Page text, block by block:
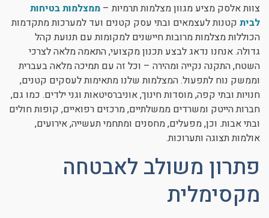
צוות אלסק מציע מגוון מצלמות תרמיות – ממצלמות בטיחות
לבית קטנות לעצמאים ובתי עסק קטנים ועד למערכות מתקדמות
הכוללות מצלמות מרובות חיישנים למקומות עם תנועת קהל
גדולה. אנחנו נדאג לבצע תכנון מקצועי, התאמה מלאה לצרכי
השטח, התקנה נקייה ומהירה – וכל זה עם תמיכה מלאה בעברית
וממשק נוח לתפעול. המצלמות שלנו מתאימות לעסקים קטנים,
חנויות ובתי קפה, מוסדות חינוך, אוניברסיטאות וגני ילדים. כמו גם,
חברות הייטק ומשרדים ממשלתיים, מרכזים רפואיים, קופות חולים
ובתי אבות. וכן, מפעלים, מחסנים ומתחמי תעשייה, אירועים,
אולמות תצוגה ותערוכות.
פתרון משולב לאבטחה
מקסימלית